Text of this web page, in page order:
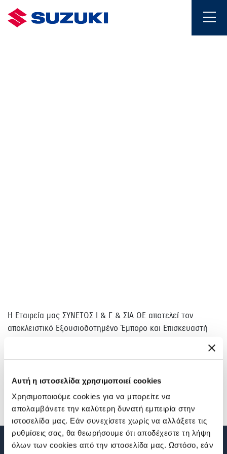
Αυτή η ιστοσελίδα χρησιμοποιεί cookies
Χρησιμοποιούμε cookies για να μπορείτε να
απολαμβάνετε την καλύτερη δυνατή εμπειρία στην
ιστοσελίδα μας. Εάν συνεχίσετε χωρίς να αλλάξετε τις
ρυθμίσεις σας, θα θεωρήσουμε ότι αποδέχεστε τη λήψη
όλων των cookies από την ιστοσελίδα μας. Ωστόσο, εάν
H Eταιρεία μας ΣΥΝΕΤΟΣ Ι & Γ & ΣΙΑ ΟΕ αποτελεί τον
αποκλειστικό Εξουσιοδοτημένο Έμπορο και Επισκευαστή
μας, το εξειδικευμένο και άρτια καταρτισμένο προσωπικό
ολοκληρωμένες υπηρεσίες και άρτια τεχνική υποστήριξη.
Με επίκεντρο τις ανάγκες σας, μετατρέπουμε την αγορά
του νέου σας Suzuki σε μία μοναδική εμπειρία.